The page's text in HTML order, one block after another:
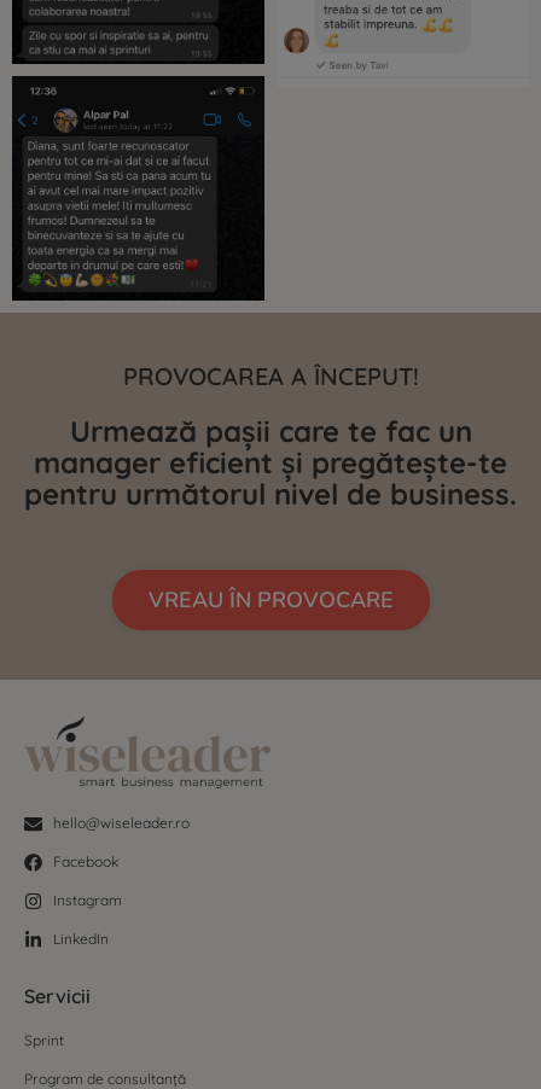
PROVOCAREA A ÎNCEPUT!
Urmează pașii care te fac un
manager eficient și pregătește-te
pentru următorul nivel de business.
VREAU ÎN PROVOCARE
hello@wiseleader.ro
Facebook
Instagram
LinkedIn
Servicii
Sprint
Program de consultanță